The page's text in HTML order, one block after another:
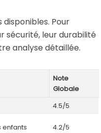
Pour
sécurité, leur durabilité
analyse détaillée.
Note
Globale
4.5/5
enfants 4.2/5